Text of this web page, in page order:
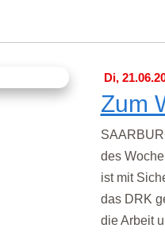
Di,
Zum
des
ist mit
das DRK
die Arbeit